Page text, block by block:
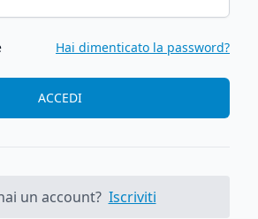
Hai dimenticato la password?
ACCEDI
un account? Iscriviti